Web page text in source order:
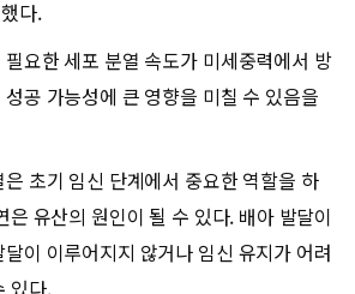
다.
요한 세포 분열 속도가 미세중력에서 방
공 가능성에 큰 영향을 미칠 수 있음을
초기 임신 단계에서 중요한 역할을 하
은 유산의 원인이 될 수 있다. 배아 발달이
이 이루어지지 않거나 임신 유지가 어려
있다.